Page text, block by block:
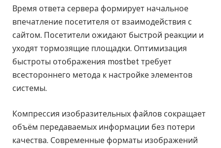
Время ответа сервера формирует начальное
впечатление посетителя от взаимодействия с
сайтом. Посетители ожидают быстрой реакции и
уходят тормозящие площадки. Оптимизация
быстроты отображения mostbet требует
всестороннего метода к настройке элементов
системы.
Компрессия изобразительных файлов сокращает
объём передаваемых информации без потери
качества. Современные форматы изображений